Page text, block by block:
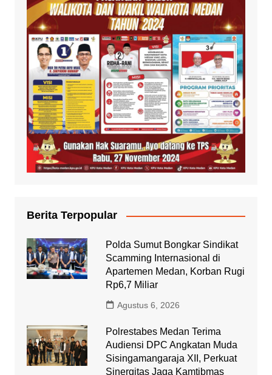
Berita Terpopular
Polda Sumut Bongkar Sindikat
Scamming Internasional di
Apartemen Medan, Korban Rugi
Rp6,7 Miliar
Agustus 6, 2026
Polrestabes Medan Terima
Audiensi DPC Angkatan Muda
Sisingamangaraja XII, Perkuat
Sinergitas Jaga Kamtibmas